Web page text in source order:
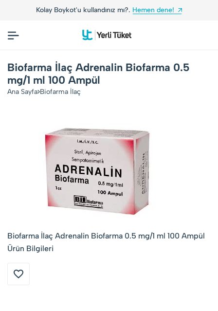
Kolay Boykot'u kullandınız mı?. Hemen dene!
Biofarma İlaç Adrenalin Biofarma 0.5
mg/1 ml 100 Ampül
Ana Sayfa Biofarma İlaç
Biofarma İlaç Adrenalin Biofarma 0.5 mg/1 ml 100 Ampül
Ürün Bilgileri